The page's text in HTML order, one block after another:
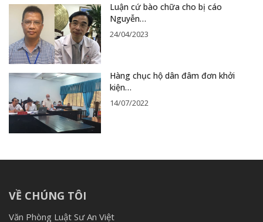
Luận cứ bào chữa cho bị cáo
Nguyễn…
24/04/2023
Hàng chục hộ dân đâm đơn khởi
kiện…
14/07/2022
VỀ CHÚNG TÔI
Văn Phòng Luật Sư An Việt